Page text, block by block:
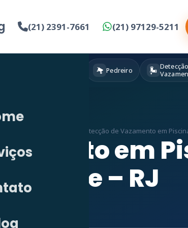
(21) 2391-7661 (21) 97129-5211
Pedreiro
Detecção
Detecção de Vazamento em
em
Alegre – RJ